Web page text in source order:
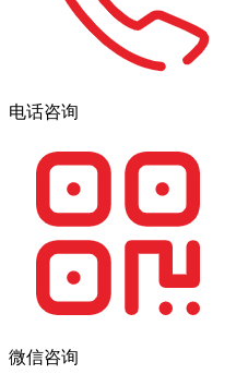
电话咨询
微信咨询